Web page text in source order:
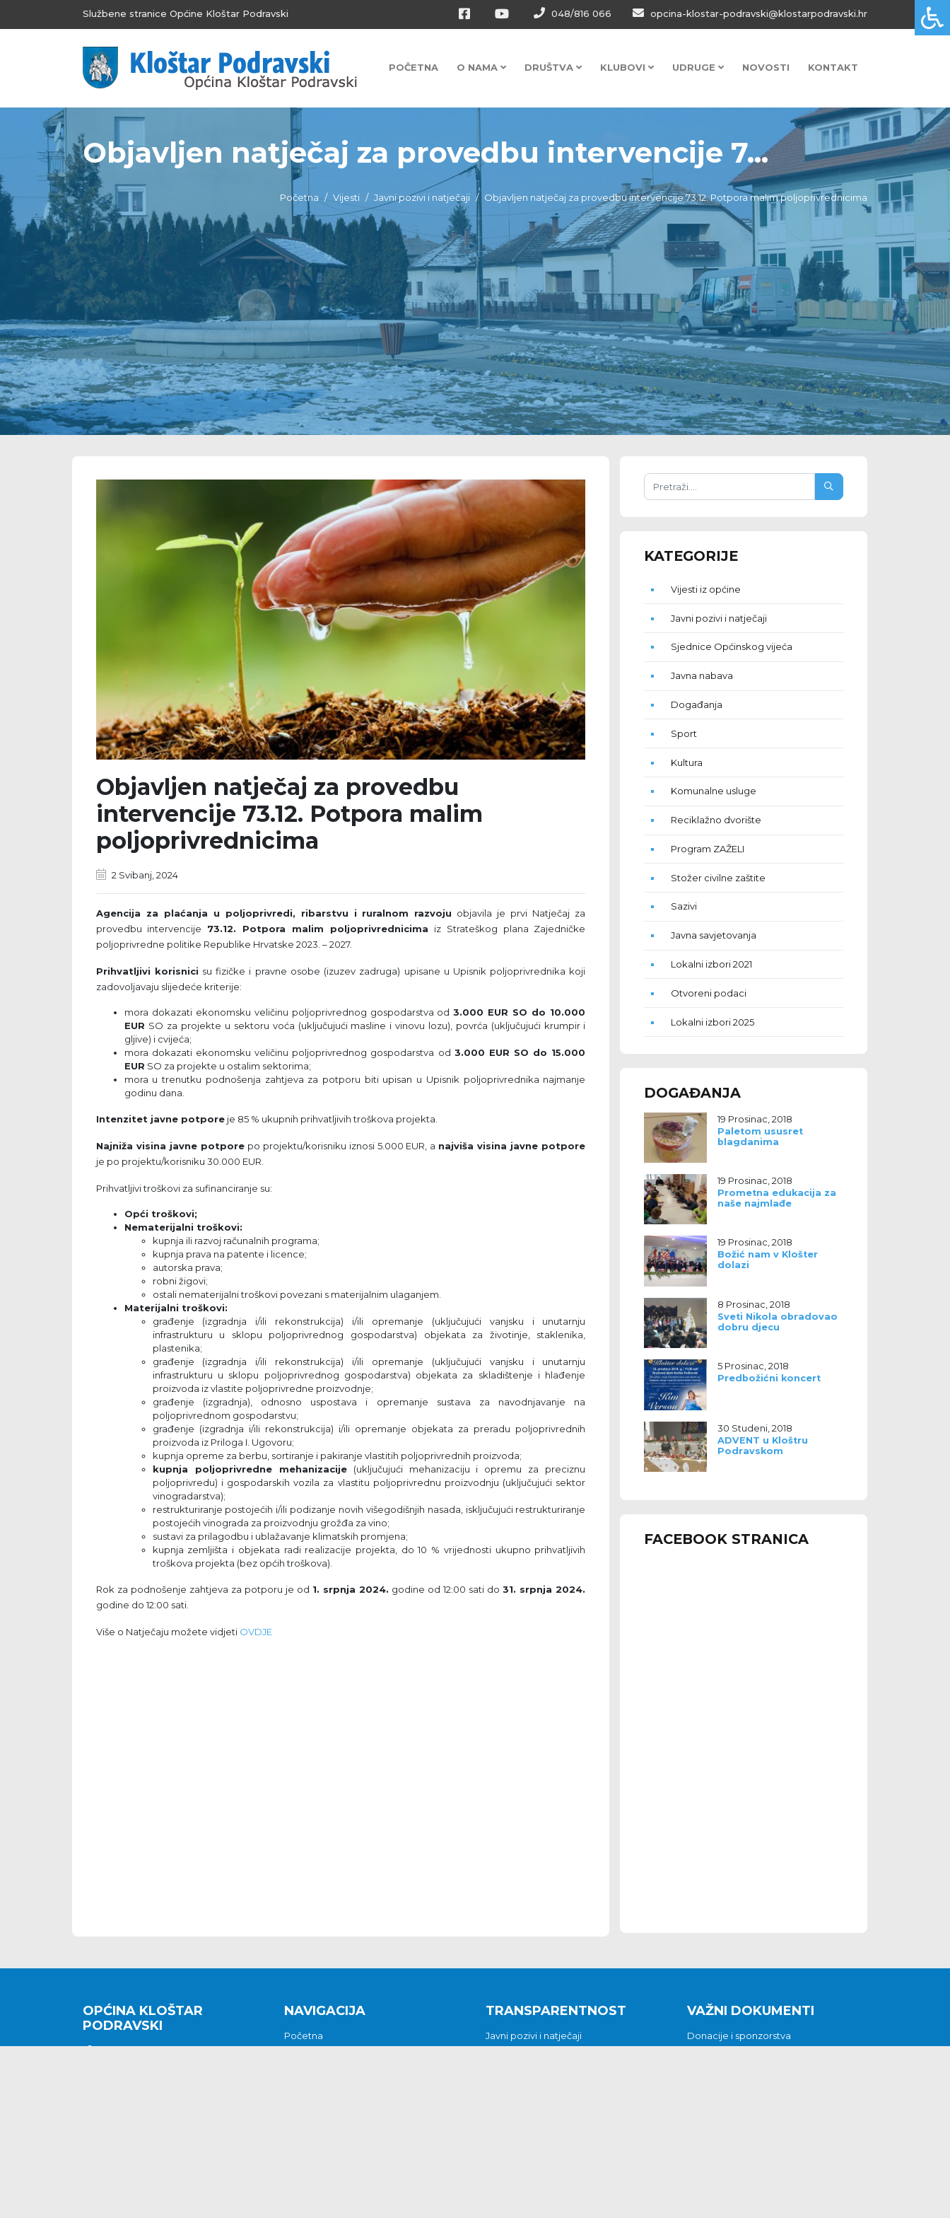
Službene stranice Općine Kloštar Podravski 048/816 066 opcina-klostar-podravski@klostarpodravski.hr
POČETNA O NAMA DRUŠTVA KLUBOVI UDRUGE NOVOSTI KONTAKT
Objavljen natječaj za provedbu intervencije 7...
Početna Vijesti Javni pozivi i natječaji Objavljen natječaj za provedbu intervencije 73.12. Potpora malim poljoprivrednicima
Objavljen natječaj za provedbu
intervencije 73.12. Potpora malim
poljoprivrednicima
2 Svibanj, 2024
Agencija za plaćanja u poljoprivredi, ribarstvu i ruralnom razvoju objavila je prvi Natječaj za
provedbu intervencije 73.12. Potpora malim poljoprivrednicima iz Strateškog plana Zajedničke
poljoprivredne politike Republike Hrvatske 2023. – 2027.
Prihvatljivi korisnici su fizičke i pravne osobe (izuzev zadruga) upisane u Upisnik poljoprivrednika koji
zadovoljavaju slijedeće kriterije:
mora dokazati ekonomsku veličinu poljoprivrednog gospodarstva od3.000 EUR SO do 10.000
EUR SO za projekte u sektoru voća (uključujući masline i vinovu lozu), povrća (uključujući krumpir i
gljive) i cvijeća;
mora dokazati ekonomsku veličinu poljoprivrednog gospodarstva od 3.000 EUR SO do 15.000
EUR SO za projekte u ostalim sektorima;
mora u trenutku podnošenja zahtjeva za potporu biti upisan u Upisnik poljoprivrednika najmanje
godinu dana.
Intenzitet javne potporeje 85 % ukupnih prihvatljivih troškova projekta.
Najniža visina javne potporepo projektu/korisniku iznosi 5.000 EUR, a najviša visina javne potpore
je po projektu/korisniku 30.000 EUR.
Prihvatljivi troškovi za sufinanciranje su:
Opći troškovi;
Nematerijalni troškovi:
kupnja ili razvoj računalnih programa;
kupnja prava na patente i licence;
autorska prava;
robni žigovi;
ostali nematerijalni troškovi povezani s materijalnim ulaganjem.
Materijalni troškovi:
građenje (izgradnja i/ili rekonstrukcija) i/ili opremanje (uključujući vanjsku i unutarnju
infrastrukturu u sklopu poljoprivrednog gospodarstva) objekata za životinje, staklenika,
plastenika;
građenje (izgradnja i/ili rekonstrukcija) i/ili opremanje (uključujući vanjsku i unutarnju
infrastrukturu u sklopu poljoprivrednog gospodarstva) objekata za skladištenje i hlađenje
proizvoda iz vlastite poljoprivredne proizvodnje;
građenje (izgradnja), odnosno uspostava i opremanje sustava za navodnjavanje na
poljoprivrednom gospodarstvu;
građenje (izgradnja i/ili rekonstrukcija) i/ili opremanje objekata za preradu poljoprivrednih
proizvoda iz Priloga I. Ugovoru;
kupnja opreme za berbu, sortiranje i pakiranje vlastitih poljoprivrednih proizvoda;
kupnja poljoprivredne mehanizacije(uključujući mehanizaciju i opremu za preciznu
poljoprivredu) i gospodarskih vozila za vlastitu poljoprivrednu proizvodnju (uključujući sektor
vinogradarstva);
restrukturiranje postojećih i/ili podizanje novih višegodišnjih nasada, isključujući restrukturiranje
postojećih vinograda za proizvodnju grožđa za vino;
sustavi za prilagodbu i ublažavanje klimatskih promjena;
kupnja zemljišta i objekata radi realizacije projekta, do 10 % vrijednosti ukupno prihvatljivih
troškova projekta (bez općih troškova).
Rok za podnošenje zahtjeva za potporu je od 1. srpnja 2024. godine od 12:00 sati do31. srpnja 2024.
godine do 12:00 sati.
Više o Natječaju možete vidjeti OVDJE
KATEGORIJE
Vijesti iz općine
Javni pozivi i natječaji
Sjednice Općinskog vijeća
Javna nabava
Događanja
Sport
Kultura
Komunalne usluge
Reciklažno dvorište
Program ZAŽELI
Stožer civilne zaštite
Sazivi
Javna savjetovanja
Lokalni izbori 2021
Otvoreni podaci
Lokalni izbori 2025
DOGAĐANJA
19 Prosinac, 2018
Paletom ususret
blagdanima
19 Prosinac, 2018
Prometna edukacija za
naše najmlađe
19 Prosinac, 2018
Božić nam v Klošter
dolazi
8 Prosinac, 2018
Sveti Nikola obradovao
dobru djecu
5 Prosinac, 2018
Predbožićni koncert
30 Studeni, 2018
ADVENT u Kloštru
Podravskom
FACEBOOK STRANICA
OPĆINA KLOŠTAR
PODRAVSKI
NAVIGACIJA
Početna
TRANSPARENTNOST
Javni pozivi i natječaji
VAŽNI DOKUMENTI
Donacije i sponzorstva